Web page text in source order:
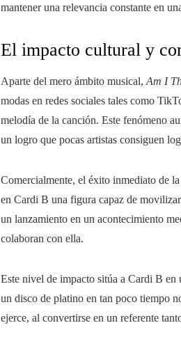
mantener una relevancia constante en
El impacto cultural y
Aparte del mero ámbito musical, Am I
modas en redes sociales tales como
melodía de la canción. Este fenómeno
un logro que pocas artistas consiguen
Comercialmente, el éxito inmediato de
en Cardi B una figura capaz de
un lanzamiento en un acontecimiento
colaboran con ella.
Este nivel de impacto sitúa a Cardi B en
un disco de platino en tan poco tiempo
ejerce, al convertirse en un referente